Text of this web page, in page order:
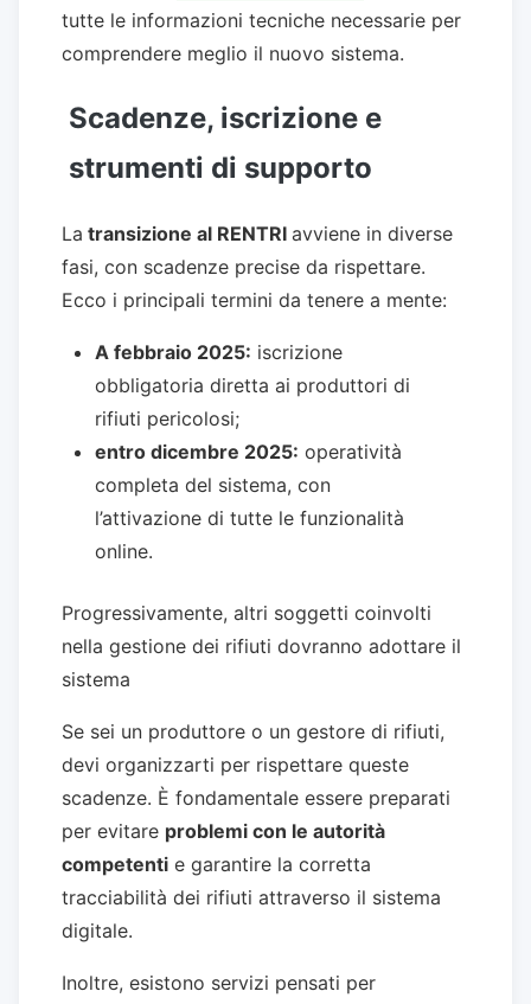
tutte le informazioni tecniche necessarie per
comprendere meglio il nuovo sistema.
Scadenze, iscrizione e
strumenti di supporto
La transizione al RENTRI avviene in diverse
fasi, con scadenze precise da rispettare.
Ecco i principali termini da tenere a mente:
A febbraio 2025: iscrizione
obbligatoria diretta ai produttori di
rifiuti pericolosi;
entro dicembre 2025: operatività
completa del sistema, con
l’attivazione di tutte le funzionalità
online.
Progressivamente, altri soggetti coinvolti
nella gestione dei rifiuti dovranno adottare il
sistema
Se sei un produttore o un gestore di rifiuti,
devi organizzarti per rispettare queste
scadenze. È fondamentale essere preparati
per evitare problemi con le autorità
competenti e garantire la corretta
tracciabilità dei rifiuti attraverso il sistema
digitale.
Inoltre, esistono servizi pensati per